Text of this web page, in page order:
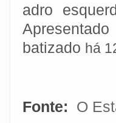
adro
batizado há
Fonte: O